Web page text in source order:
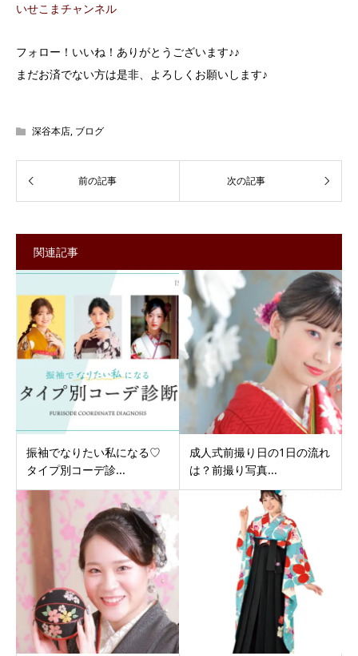
いせこまチャンネル
フォロー！いいね！ありがとうございます♪♪
まだお済でない方は是非、よろしくお願いします♪
深谷本店, ブログ
関連記事
振袖でなりたい私になる♡
タイプ別コーデ診...
成人式前撮り日の1日の流れ
は？前撮り写真...